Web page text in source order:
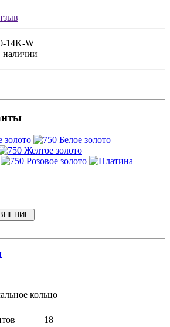
14K-W
наличии
кольцо
18